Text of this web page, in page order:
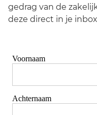
gedrag van de
deze direct in je